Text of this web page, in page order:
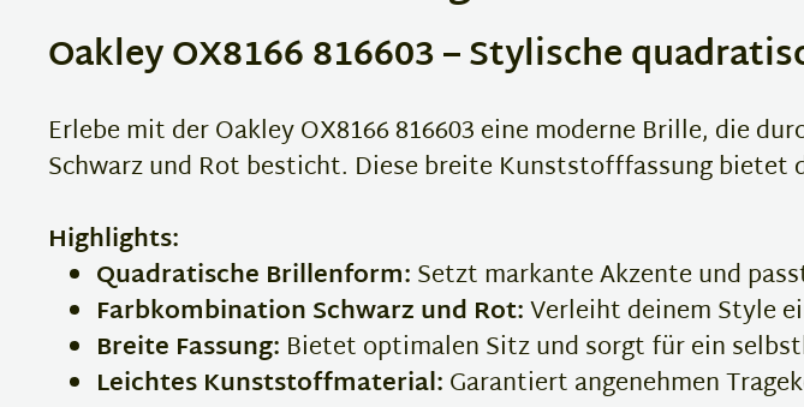
Oakley OX8166 816603 – Stylische
Erlebe mit der Oakley OX8166 816603 eine moderne Brille, die
Schwarz und Rot besticht. Diese breite Kunststofffassung bietet
Highlights:
Quadratische Brillenform:Setzt markante Akzente und
Farbkombination Schwarz und Rot:Verleiht deinem Style
Breite Fassung: Bietet optimalen Sitz und sorgt für ein
Leichtes Kunststoffmaterial:Garantiert angenehmen